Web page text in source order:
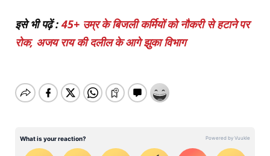
इसे भी पढ़ें :45+ उम्र के बिजली कर्मियों को नौकरी से हटाने पर
रोक, अजय राय की दलील के आगे झुका विभाग